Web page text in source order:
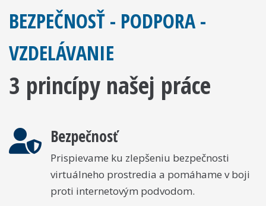
BEZPEČNOSŤ - PODPORA -
VZDELÁVANIE
3 princípy našej práce
Bezpečnosť
Prispievame ku zlepšeniu bezpečnosti
virtuálneho prostredia a pomáhame v boji
proti internetovým podvodom.